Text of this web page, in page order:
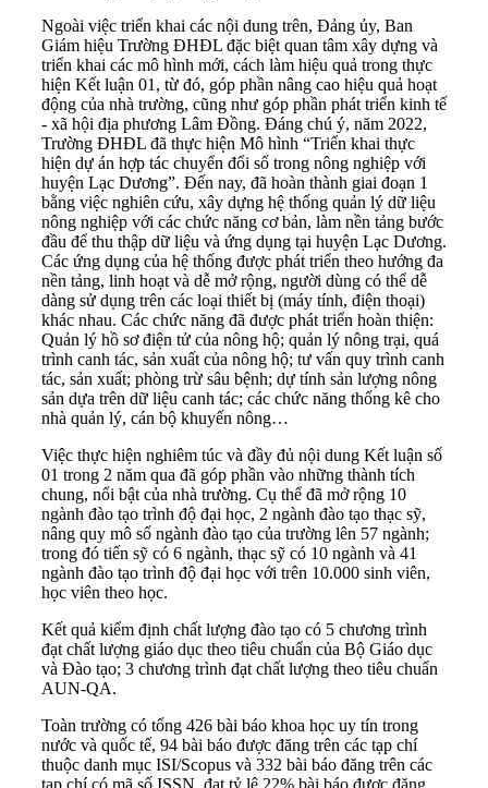
Ngoài việc triển khai các nội dung trên, Đảng ủy, Ban
Giám hiệu Trường ĐHĐL đặc biệt quan tâm xây dựng và
triển khai các mô hình mới, cách làm hiệu quả trong thực
hiện Kết luận 01, từ đó, góp phần nâng cao hiệu quả hoạt
động của nhà trường, cũng như góp phần phát triển kinh tế
- xã hội địa phương Lâm Đồng. Đáng chú ý, năm 2022,
Trường ĐHĐL đã thực hiện Mô hình “Triển khai thực
hiện dự án hợp tác chuyển đổi số trong nông nghiệp với
huyện Lạc Dương”. Đến nay, đã hoàn thành giai đoạn 1
bằng việc nghiên cứu, xây dựng hệ thống quản lý dữ liệu
nông nghiệp với các chức năng cơ bản, làm nền tảng bước
đầu để thu thập dữ liệu và ứng dụng tại huyện Lạc Dương.
Các ứng dụng của hệ thống được phát triển theo hướng đa
nền tảng, linh hoạt và dễ mở rộng, người dùng có thể dễ
dàng sử dụng trên các loại thiết bị (máy tính, điện thoại)
khác nhau. Các chức năng đã được phát triển hoàn thiện:
Quản lý hồ sơ điện tử của nông hộ; quản lý nông trại, quá
trình canh tác, sản xuất của nông hộ; tư vấn quy trình canh
tác, sản xuất; phòng trừ sâu bệnh; dự tính sản lượng nông
sản dựa trên dữ liệu canh tác; các chức năng thống kê cho
nhà quản lý, cán bộ khuyến nông…
Việc thực hiện nghiêm túc và đầy đủ nội dung Kết luận số
01 trong 2 năm qua đã góp phần vào những thành tích
chung, nổi bật của nhà trường. Cụ thể đã mở rộng 10
ngành đào tạo trình độ đại học, 2 ngành đào tạo thạc sỹ,
nâng quy mô số ngành đào tạo của trường lên 57 ngành;
trong đó tiến sỹ có 6 ngành, thạc sỹ có 10 ngành và 41
ngành đào tạo trình độ đại học với trên 10.000 sinh viên,
học viên theo học.
Kết quả kiểm định chất lượng đào tạo có 5 chương trình
đạt chất lượng giáo dục theo tiêu chuẩn của Bộ Giáo dục
và Đào tạo; 3 chương trình đạt chất lượng theo tiêu chuẩn
AUN-QA.
Toàn trường có tổng 426 bài báo khoa học uy tín trong
nước và quốc tế, 94 bài báo được đăng trên các tạp chí
thuộc danh mục ISI/Scopus và 332 bài báo đăng trên các